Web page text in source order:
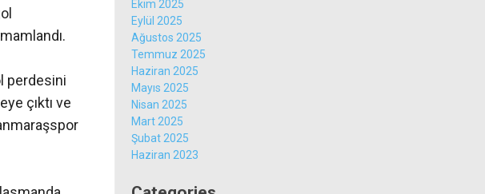
perdesini
çıktı ve
Ekim 2025
Eylül 2025
Ağustos 2025
Temmuz 2025
Haziran 2025
Mayıs 2025
Nisan 2025
Mart 2025
Şubat 2025
Haziran 2023